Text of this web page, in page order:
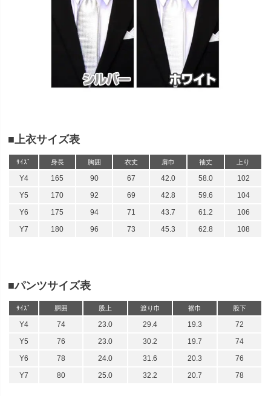
■上衣サイズ表
ｻｲｽﾞ 身長 胸囲 衣丈 肩巾 袖丈 上り
Y4 165 90 67 42.0 58.0
102
Y5
170 92 69 42.8 59.6
104
Y6
175 94 71 43.7 61.2
106
Y7
180 96 73 45.3 62.8 108
■パンツサイズ表
ｻｲｽﾞ 胴囲 股上 渡り巾 裾巾 股下
Y4 74 23.0 29.4 19.3
72
Y5
76 23.0 30.2 19.7
74
Y6
78 24.0 31.6 20.3
76
Y7
80 25.0 32.2 20.7 78